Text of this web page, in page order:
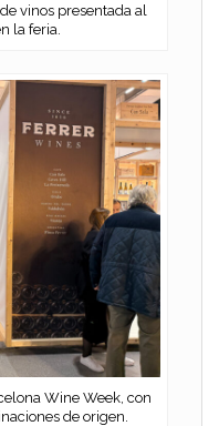
vinos presentada al
la feria.
Wine Week, con
de origen.